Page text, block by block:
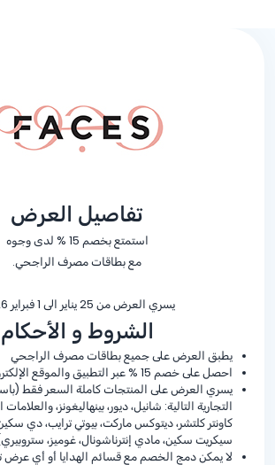
تفاصيل العرض
استمتع بخصم % 15 لدى وجوه
مع بطاقات مصرف الراجحي.
يسري العرض من 25 يناير الى 1 فبراير 2026
الشروط و الأحكام
يطبق العرض على جميع بطاقات مصرف الراجحي
احصل على خصم % 15 عبر التطبيق والموقع
يسري العرض على المنتجات كاملة السعر فقط
التجارية التالية: شانيل، ديور، بينهاليغونز،
كاونتر كلتشر، ديتوكس ماركت، بيوتي ترايب، دي
سيكريت سكين، مادي إنترناشونال، غوميز،
لا يمكن دمج الخصم مع قسائم الهدايا أو أي عرض